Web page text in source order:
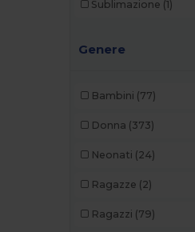
Sublimazione (1)
Genere
Bambini (77)
Donna (373)
Neonati (24)
Ragazze (2)
Ragazzi (79)